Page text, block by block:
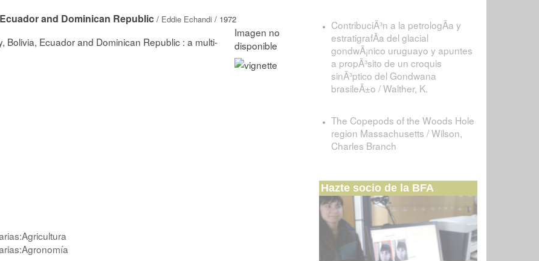
and Dominican Republic / Eddie Echandi / 1972
Bolivia, Ecuador and Dominican Republic : a multi-
ContribuciÃ³n a la petrologÃ­a y
estratigrafÃ­a del glacial
gondwÃ¡nico uruguayo y apuntes
a propÃ³sito de un croquis
sinÃ³ptico del Gondwana
brasileÃ±o / Walther, K.
The Copepods of the Woods Hole
region Massachusetts / Wilson,
Charles Branch
Hazte socio de la BFA